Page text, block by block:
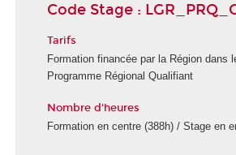
Code Stage :
Tarifs
Formation financée par la Région dans
Programme Régional Qualifiant
Nombre d'heures
Formation en centre (388h) / Stage en